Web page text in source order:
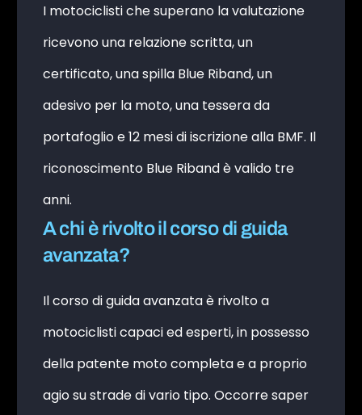
I motociclisti che superano la valutazione
ricevono una relazione scritta, un
certificato, una spilla Blue Riband, un
adesivo per la moto, una tessera da
portafoglio e 12 mesi di iscrizione alla BMF. Il
riconoscimento Blue Riband è valido tre
anni.
A chi è rivolto il corso di guida
avanzata?
Il corso di guida avanzata è rivolto a
motociclisti capaci ed esperti, in possesso
della patente moto completa e a proprio
agio su strade di vario tipo. Occorre saper